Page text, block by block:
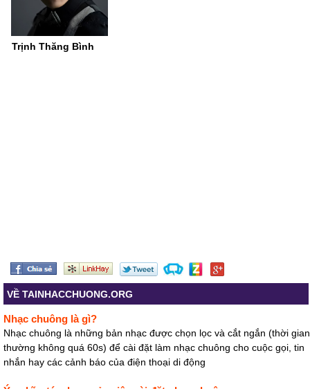
Trịnh Thăng Bình
VỀ TAINHACCHUONG.ORG
Nhạc chuông là gì?
Nhạc chuông là những bản nhạc được chọn lọc và cắt ngắn (thời gian
thường không quá 60s) để cài đặt làm nhạc chuông cho cuộc gọi, tin
nhắn hay các cảnh báo của điện thoại di động